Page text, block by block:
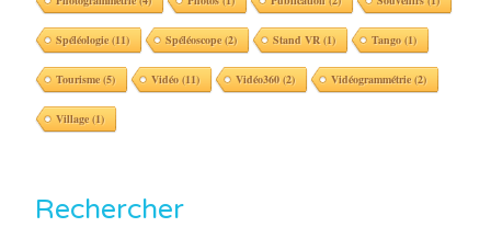
Spéléologie(11) Spéléoscope(2) Stand VR (1) Tango(1)
Tourisme(5) Vidéo(11) Vidéo360(2) Vidéogrammétrie(2)
Village(1)
Rechercher